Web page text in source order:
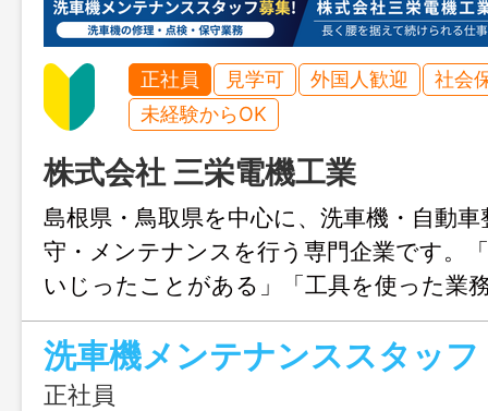
正社員 見学可 外国人歓迎
社会
未経験からOK
株式会社 三栄電機工業
島根県・鳥取県を中心に、洗車機・自動
守・メンテナンスを行う専門企業です。
いじったことがある」「工具を使った業
といった、あなたのスキルを求めていま
隔週土曜出勤、景気に左右されない安定
の経験を活かして長く腰を据えて働きま
洗車機メンテナンススタッフ
正社員